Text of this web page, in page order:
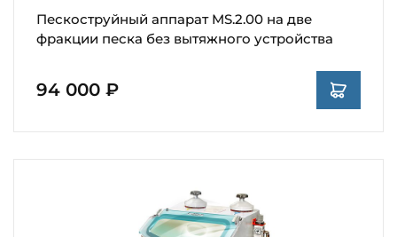
Пескоструйный аппарат MS.2.00 на две
фракции песка без вытяжного устройства
94 000 ₽